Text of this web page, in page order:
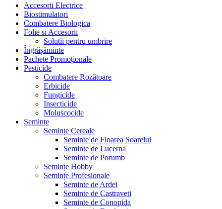
Accesorii Electrice
Biostimulatori
Combatere Biologica
Folie si Accesorii
Solutii pentru umbrire
Îngrășăminte
Pachete Promoționale
Pesticide
Combatere Rozătoare
Erbicide
Fungicide
Insecticide
Moluscocide
Semințe
Semințe Cereale
Seminte de Floarea Soarelui
Seminte de Lucerna
Seminte de Porumb
Semințe Hobby
Semințe Profesionale
Seminte de Ardei
Seminte de Castraveti
Seminte de Conopida